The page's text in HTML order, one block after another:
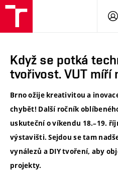
Když se potká
tvořivost. VUT míří
Brno ožije kreativitou a
chybět! Další ročník
uskuteční o víkendu 18.–19.
výstavišti. Sejdou se tam
vynálezů a DIY tvoření, aby
projekty.